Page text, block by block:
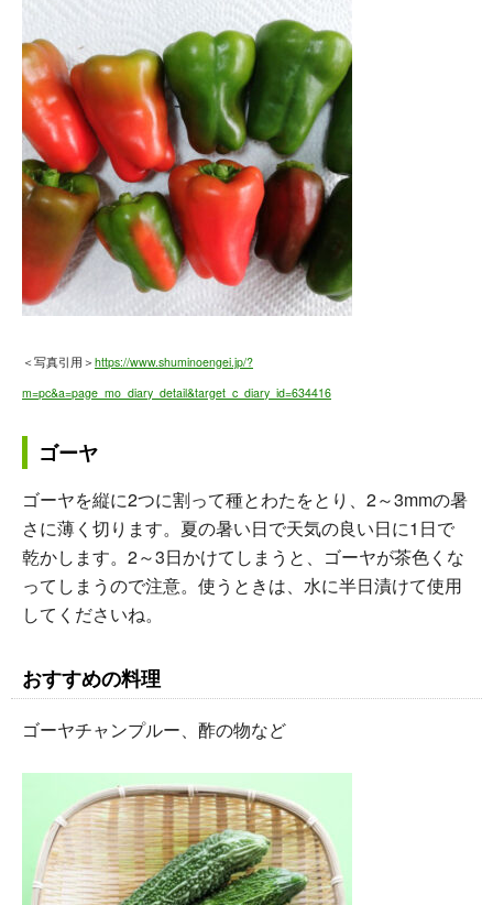
＜写真引用＞ https://www.shuminoengei.jp/?
m=pc&a=page_mo_diary_detail&target_c_diary_id=634416
ゴーヤ
ゴーヤを縦に2つに割って種とわたをとり、2～3mmの暑
さに薄く切ります。夏の暑い日で天気の良い日に1日で
乾かします。2～3日かけてしまうと、ゴーヤが茶色くな
ってしまうので注意。使うときは、水に半日漬けて使用
してくださいね。
おすすめの料理
ゴーヤチャンプルー、酢の物など